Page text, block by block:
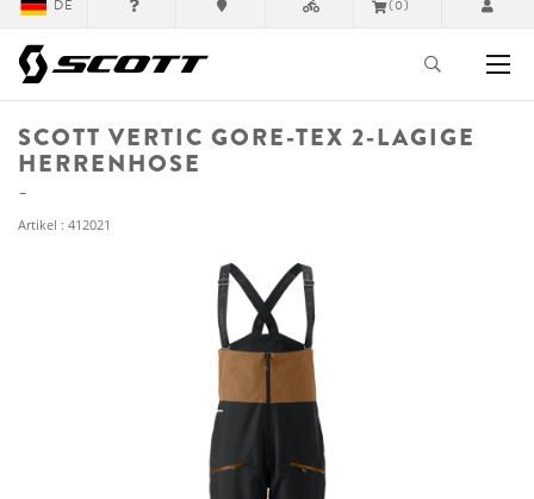
DE (0)
SCOTT VERTIC GORE-TEX 2-LAGIGE
HERRENHOSE
Artikel : 412021